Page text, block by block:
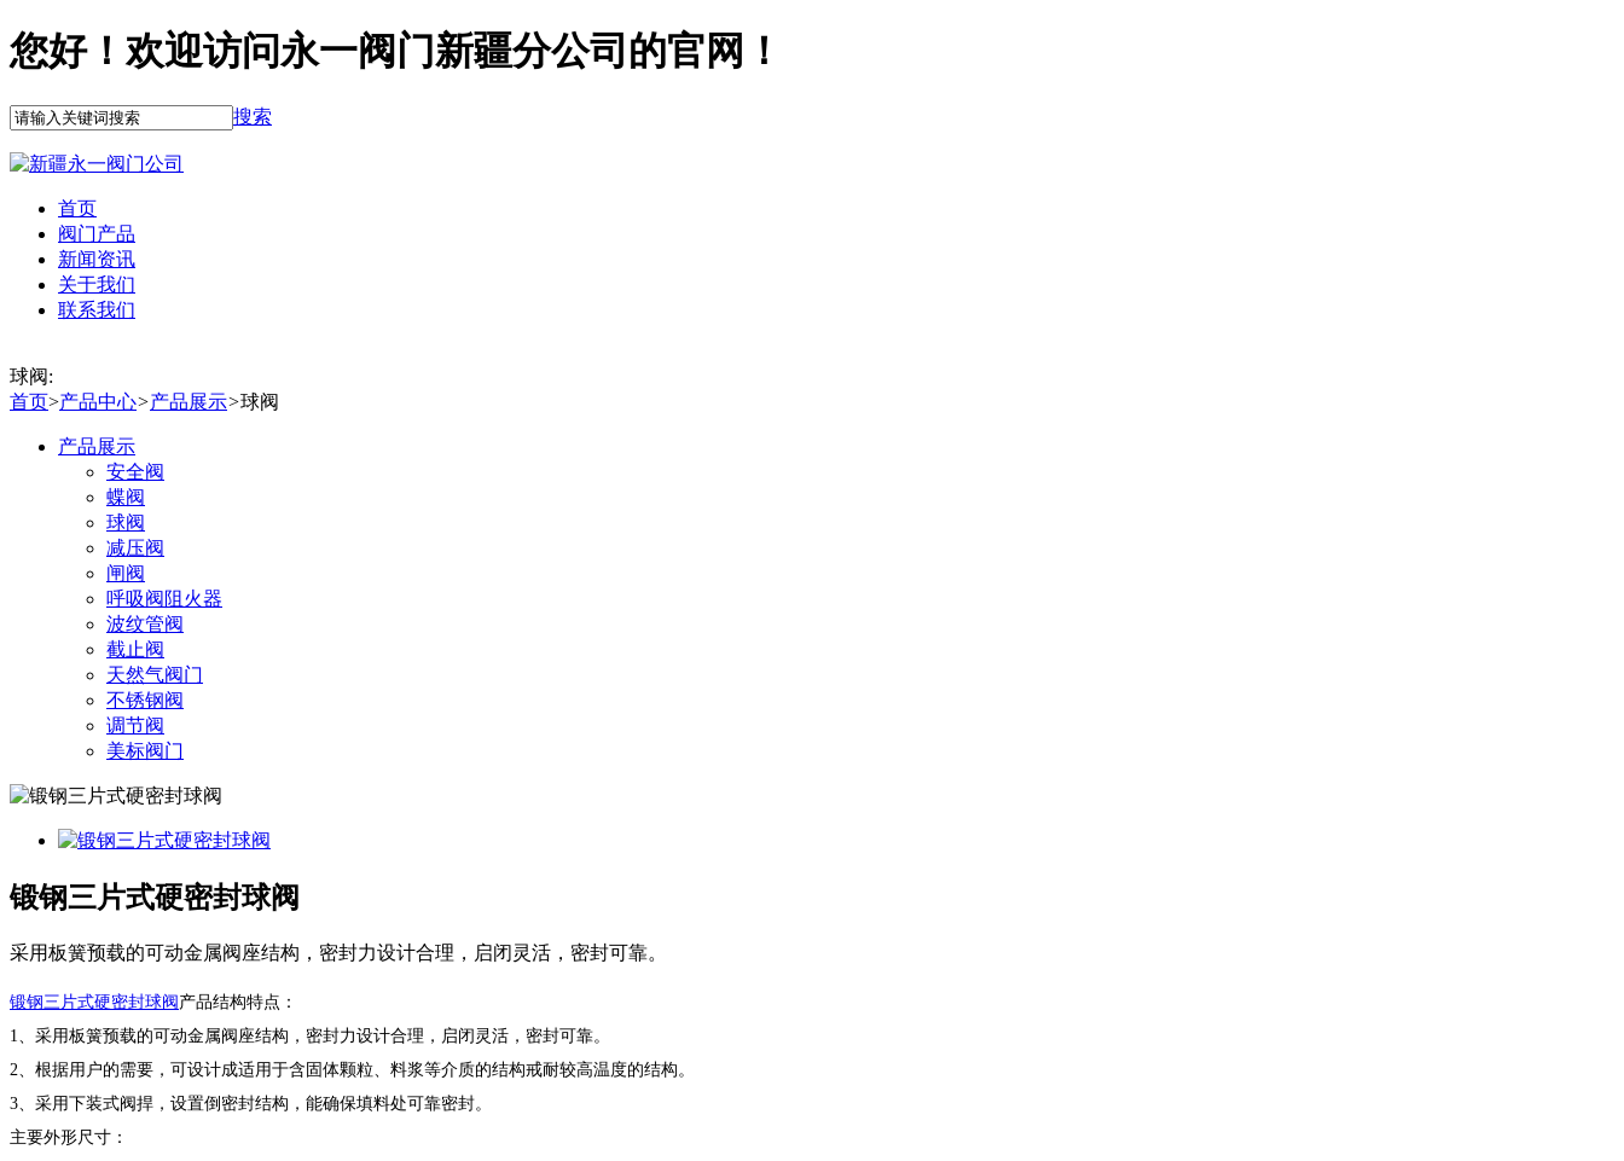
您好！欢迎访问永一阀门新疆分公司的官网！
搜索
首页
阀门产品
新闻资讯
关于我们
联系我们
球阀:
首页>产品中心>产品展示>球阀
产品展示
安全阀
蝶阀
球阀
减压阀
闸阀
呼吸阀阻火器
波纹管阀
截止阀
天然气阀门
不锈钢阀
调节阀
美标阀门
锻钢三片式硬密封球阀
采用板簧预载的可动金属阀座结构，密封力设计合理，启闭灵活，密封可靠。
锻钢三片式硬密封球阀 产品结构特点：
1、采用板簧预载的可动金属阀座结构，密封力设计合理，启闭灵活，密封可靠。
2、根据用户的需要，可设计成适用于含固体颗粒、料浆等介质的结构戒耐较高温度的结构。
3、采用下装式阀捍，设置倒密封结构，能确保填料处可靠密封。
主要外形尺寸：